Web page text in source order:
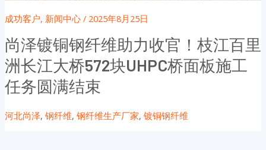
成功客户, 新闻中心/ 2025年8月25日
尚泽镀铜钢纤维助力收官！枝江百里
洲长江大桥572块UHPC桥面板施工
任务圆满结束
河北尚泽, 钢纤维, 钢纤维生产厂家, 镀铜钢纤维